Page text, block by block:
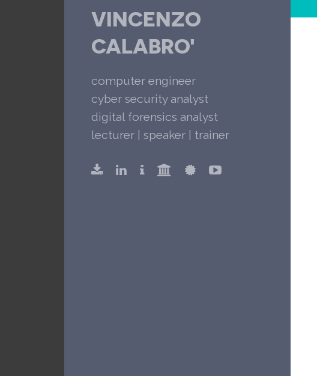
VINCENZO
CALABRO'
computer engineer
cyber security analyst
digital forensics analyst
lecturer | speaker | trainer